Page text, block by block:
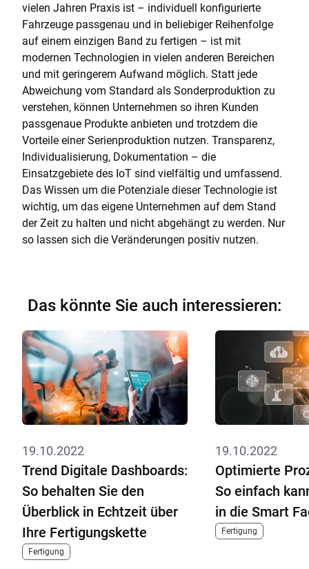
vielen Jahren Praxis ist – individuell konfigurierte
Fahrzeuge passgenau und in beliebiger Reihenfolge
auf einem einzigen Band zu fertigen – ist mit
modernen Technologien in vielen anderen Bereichen
und mit geringerem Aufwand möglich. Statt jede
Abweichung vom Standard als Sonderproduktion zu
verstehen, können Unternehmen so ihren Kunden
passgenaue Produkte anbieten und trotzdem die
Vorteile einer Serienproduktion nutzen. Transparenz,
Individualisierung, Dokumentation – die
Einsatzgebiete des IoT sind vielfältig und umfassend.
Das Wissen um die Potenziale dieser Technologie ist
wichtig, um das eigene Unternehmen auf dem Stand
der Zeit zu halten und nicht abgehängt zu werden. Nur
so lassen sich die Veränderungen positiv nutzen.
Das könnte Sie auch interessieren:
19.10.2022
Trend Digitale Dashboards:
So behalten Sie den
Überblick in Echtzeit über
Ihre Fertigungskette
Fertigung
19.10.2022
Optimierte
So einfach
in die Smart
Fertigung